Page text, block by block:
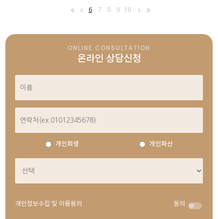
6 7 8 9 10
ONLINE CONSULTATION
온라인 상담신청
개인회생 개인파산
동의
개인정보수집 및 이용동의